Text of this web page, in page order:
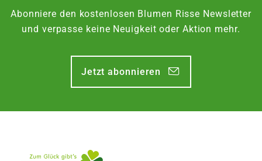
Abonniere den kostenlosen Blumen Risse Newsletter
und verpasse keine Neuigkeit oder Aktion mehr.
Jetzt abonnieren